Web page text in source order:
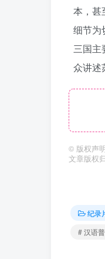
本，甚
细节为
三国主
众讲述
© 版权声
文章版权
纪录
# 汉语